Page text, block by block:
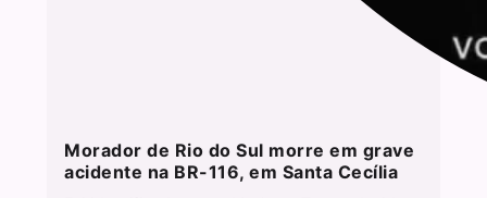
Morador de Rio do Sul morre em grave
acidente na BR-116, em Santa Cecília